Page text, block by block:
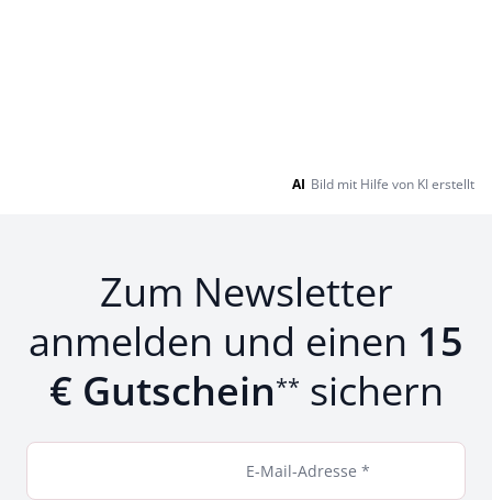
AI Bild mit Hilfe von KI erstellt
Zum Newsletter
anmelden und einen 15
€ Gutschein** sichern
E-Mail-Adresse *